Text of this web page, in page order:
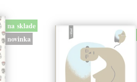
na sklade
novinka